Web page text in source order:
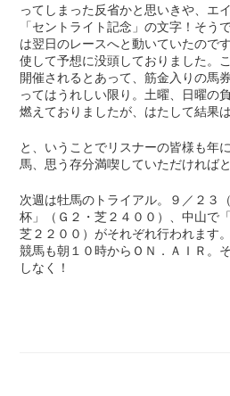
ってしまった反省かと思いきや、エ
「セントライト記念」の文字！そう
は翌日のレースへと動いていたので
使して予想に没頭しておりました。
開催されるとあって、筋金入りの馬
ってはうれしい限り。土曜、日曜の
燃えておりましたが、はたして結果
と、いうことでリスナーの皆様も年
馬、思う存分満喫していただければ
次週は牡馬のトライアル。９／２３
杯」（Ｇ２・芝２４００）、中山で
芝２２００）がそれぞれ行われます
競馬も朝１０時からＯＮ．ＡＩＲ。
しなく！